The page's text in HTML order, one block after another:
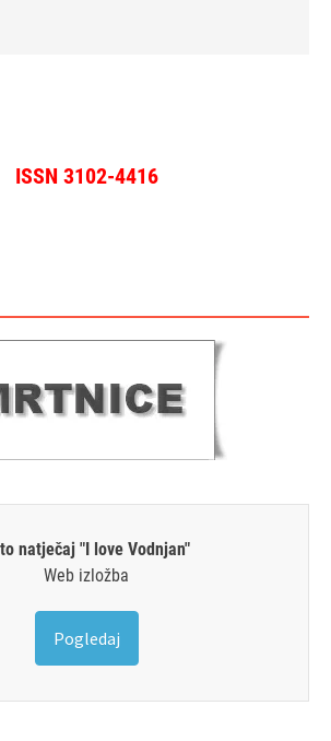
ISSN 3102-4416
natječaj "I love Vodnjan"
Web izložba
Pogledaj